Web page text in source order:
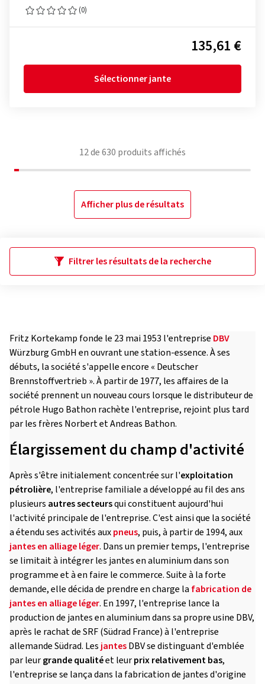
(0)
135,61 €
Sélectionner jante
12de630 produits affichés
Afficher plus de résultats
Filtrer les résultats de la recherche
Fritz Kortekamp fonde le 23 mai 1953 l'entreprise DBV
Würzburg GmbH en ouvrant une station-essence. À ses
débuts, la société s'appelle encore « Deutscher
Brennstoffvertrieb ». À partir de 1977, les affaires de la
société prennent un nouveau cours lorsque le distributeur de
pétrole Hugo Bathon rachète l'entreprise, rejoint plus tard
par les frères Norbert et Andreas Bathon.
Élargissement du champ d'activité
Après s'être initialement concentrée sur l'exploitation
pétrolière, l'entreprise familiale a développé au fil des ans
plusieurs autres secteursqui constituent aujourd'hui
l'activité principale de l'entreprise. C'est ainsi que la société
a étendu ses activités auxpneus, puis, à partir de 1994, aux
jantes en alliage léger. Dans un premier temps, l'entreprise
se limitait à intégrer les jantes en aluminium dans son
programme et à en faire le commerce. Suite à la forte
demande, elle décida de prendre en charge la fabrication de
jantes en alliage léger. En 1997, l'entreprise lance la
production de jantes en aluminium dans sa propre usine DBV,
après le rachat de SRF (Südrad France) à l'entreprise
allemande Südrad. Les jantesDBV se distinguant d'emblée
par leurgrande qualitéet leurprix relativement bas,
l'entreprise se lança dans la fabrication de jantes d'origine